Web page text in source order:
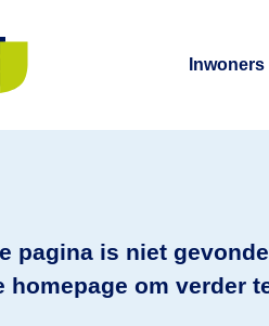
Inwoners
pagina is niet
homepage om verder